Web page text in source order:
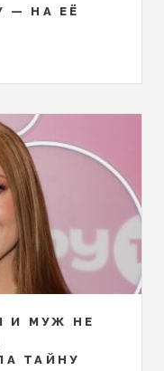
— НА ЕЁ
И МУЖ НЕ
ТАЙНУ